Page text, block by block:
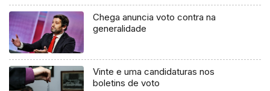
Chega anuncia voto contra na
generalidade
Vinte e uma candidaturas nos
boletins de voto